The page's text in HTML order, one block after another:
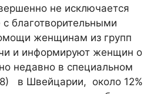
не исключается
благотворительными
женщинам из групп
и информируют женщин о
недавно в специальном
в Швейцарии, около 12%